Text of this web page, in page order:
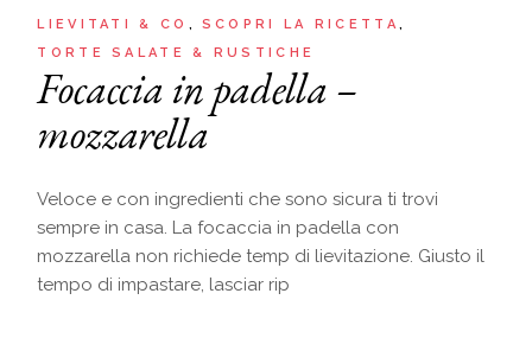
LIEVITATI & CO
SCOPRI LA RICETTA
TORTE SALATE & RUSTICHE
Focaccia in padella –
mozzarella
Veloce e con ingredienti che sono sicura ti trovi
sempre in casa. La focaccia in padella con
mozzarella non richiede temp di lievitazione. Giusto il
tempo di impastare, lasciar rip